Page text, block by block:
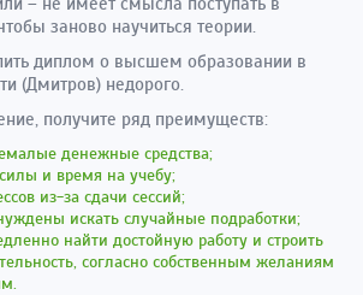
заново научиться теории.
диплом о высшем образовании в
(Дмитров) недорого.
получите ряд преимуществ:
денежные средства;
и время на учебу;
из-за сдачи сессий;
искать случайные подработки;
найти достойную работу и строить
согласно собственным желаниям